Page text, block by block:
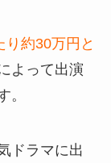
約30万円と
よって出演
。
ドラマに出